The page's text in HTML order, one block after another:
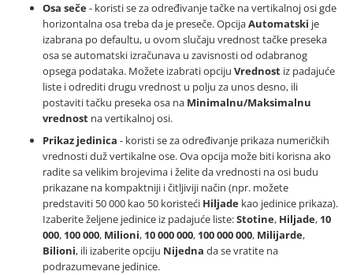
Osa seče- koristi se za određivanje tačke na vertikalnoj osi gde
horizontalna osa treba da je preseče. OpcijaAutomatski je
izabrana po defaultu, u ovom slučaju vrednost tačke preseka
osa se automatski izračunava u zavisnosti od odabranog
opsega podataka. Možete izabrati opciju Vrednost iz padajuće
liste i odrediti drugu vrednost u polju za unos desno, ili
postaviti tačku preseka osa na Minimalnu/Maksimalnu
vrednost na vertikalnoj osi.
Prikaz jedinica - koristi se za određivanje prikaza numeričkih
vrednosti duž vertikalne ose. Ova opcija može biti korisna ako
radite sa velikim brojevima i želite da vrednosti na osi budu
prikazane na kompaktniji i čitljiviji način (npr. možete
predstaviti 50 000 kao 50 koristeći Hiljade kao jedinice prikaza).
Izaberite željene jedinice iz padajuće liste:Stotine, Hiljade, 10
000, 100 000, Milioni, 10 000 000, 100 000 000, Milijarde,
Bilioni, ili izaberite opciju Nijedna da se vratite na
podrazumevane jedinice.